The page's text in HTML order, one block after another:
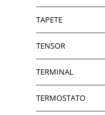
TAPETE
TENSOR
TERMINAL
TERMOSTATO